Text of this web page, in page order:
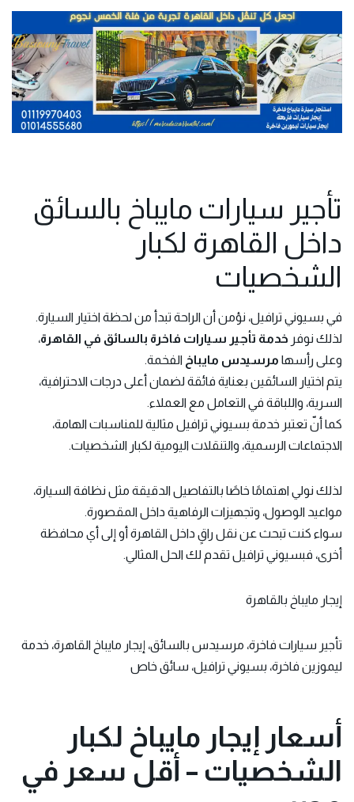
تأجير سيارات مايباخ بالسائق
داخل القاهرة لكبار
الشخصيات
في بسيوني ترافيل، نؤمن أن الراحة تبدأ من لحظة اختيار السيارة.
لذلك نوفر خدمة تأجير سيارات فاخرة بالسائق في القاهرة،
وعلى رأسها مرسيدس مايباخ الفخمة.
يتم اختيار السائقين بعناية فائقة لضمان أعلى درجات الاحترافية،
السرية، واللباقة في التعامل مع العملاء.
كما أنّ تعتبر خدمة بسيوني ترافيل مثالية للمناسبات الهامة،
الاجتماعات الرسمية، والتنقلات اليومية لكبار الشخصيات.
لذلك نولي اهتمامًا خاصًا بالتفاصيل الدقيقة مثل نظافة السيارة،
مواعيد الوصول، وتجهيزات الرفاهية داخل المقصورة.
سواء كنت تبحث عن نقل راقٍ داخل القاهرة أو إلى أي محافظة
أخرى، فبسيوني ترافيل تقدم لك الحل المثالي.
إيجار مايباخ بالقاهرة
تأجير سيارات فاخرة، مرسيدس بالسائق، إيجار مايباخ القاهرة، خدمة
ليموزين فاخرة، بسيوني ترافيل، سائق خاص
أسعار إيجار مايباخ لكبار
الشخصيات – أقل سعر في